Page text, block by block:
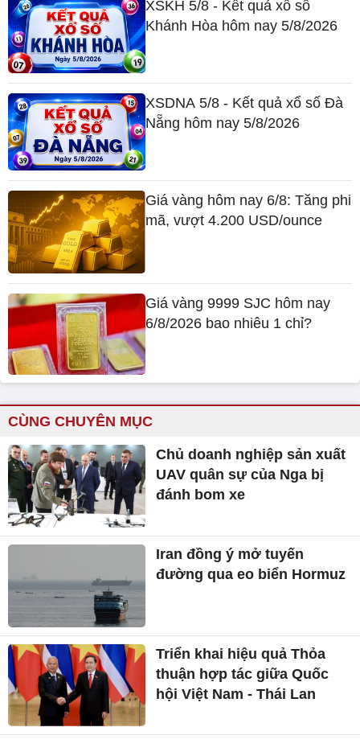
XSKH 5/8 - Kết quả xổ số
Khánh Hòa hôm nay 5/8/2026
XSDNA 5/8 - Kết quả xổ số Đà
Nẵng hôm nay 5/8/2026
Giá vàng hôm nay 6/8: Tăng phi
mã, vượt 4.200 USD/ounce
Giá vàng 9999 SJC hôm nay
6/8/2026 bao nhiêu 1 chỉ?
CÙNG CHUYÊN MỤC
Chủ doanh nghiệp sản xuất
UAV quân sự của Nga bị
đánh bom xe
Iran đồng ý mở tuyến
đường qua eo biển Hormuz
Triển khai hiệu quả Thỏa
thuận hợp tác giữa Quốc
hội Việt Nam - Thái Lan